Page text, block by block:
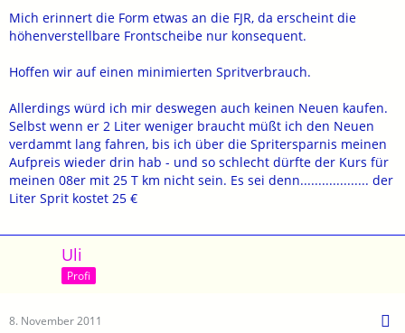
Mich erinnert die Form etwas an die FJR, da erscheint die
höhenverstellbare Frontscheibe nur konsequent.
Hoffen wir auf einen minimierten Spritverbrauch.
Allerdings würd ich mir deswegen auch keinen Neuen kaufen.
Selbst wenn er 2 Liter weniger braucht müßt ich den Neuen
verdammt lang fahren, bis ich über die Spritersparnis meinen
Aufpreis wieder drin hab - und so schlecht dürfte der Kurs für
meinen 08er mit 25 T km nicht sein. Es sei denn................... der
Liter Sprit kostet 25 €
Uli
Profi
8. November 2011